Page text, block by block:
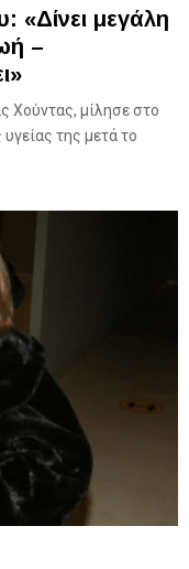
«Δίνει μεγάλη
–
Χούντας, μίλησε στο
της μετά το